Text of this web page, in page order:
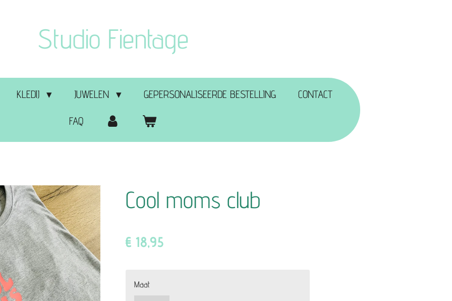
Studio Fientage
KLEDIJ JUWELEN GEPERSONALISEERDE BESTELLING CONTACT
FAQ
Cool moms club
€ 18,95
Maat